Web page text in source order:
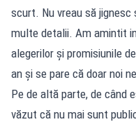
scurt. Nu vreau să jignesc
multe detalii. Am amintit
alegerilor și promisiunile
an și se pare că doar noi
Pe de altă parte, de când
văzut că nu mai sunt